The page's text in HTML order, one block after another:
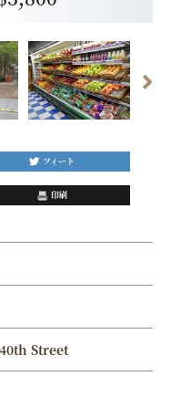
ツィート
印刷
Street